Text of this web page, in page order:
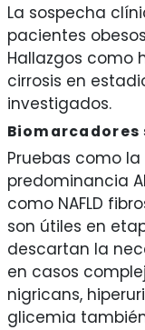
La sospecha
pacientes
Hallazgos como
cirrosis en
investigados.
Biomarcadores
Pruebas como la
predominancia
como NAFLD
son útiles en
descartan la
en casos
nigricans,
glicemia